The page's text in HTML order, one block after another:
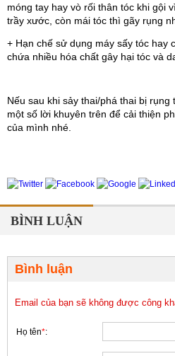
móng tay hay vò rối thân tóc khi gội
trầy xước, còn mái tóc thì gãy rụng
+ Hạn chế sử dụng máy sấy tóc hay
chứa nhiều hóa chất gây hại tóc và
Nếu sau khi sảy thai/phá thai bị
một số lời khuyên trên để cải thiện
của mình nhé.
BÌNH LUẬN
Bình luận
Email của bạn sẽ không được công
Họ tên*: